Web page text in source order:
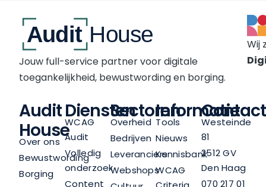
Jouw full-service partner voor digitale
toegankelijkheid, bewustwording en borging.
Wij
Audit
House
Over ons
Bewustwording
Borging
Diensten
WCAG
Audit
Volledig
onderzoek
Content
Sectoren
Overheid
Bedrijven
Leveranciers
Webshops
Informatie
Tools
Nieuws
Kennisbank
WCAG
Contact
Westeinde
81
2512 GV
Den Haag
070 217 01